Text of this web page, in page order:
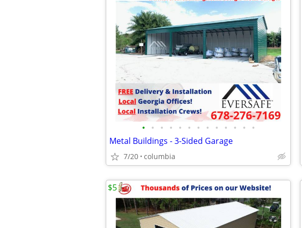
• • • • • • • • • • • • •
Metal Buildings - 3-Sided Garage
7/20 columbia
$5